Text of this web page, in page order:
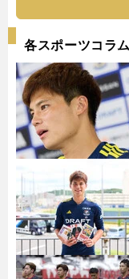
各スポーツコラ